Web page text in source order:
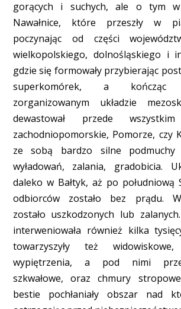
gorących i suchych, ale o tym w
Nawałnice, które przeszły w
poczynając od części
wielkopolskiego, dolnośląskiego i
gdzie się formowały przybierając
superkomórek, a
zorganizowanym układzie
dewastował przede wszystkim
zachodniopomorskie, Pomorze, czy
ze sobą bardzo silne podmuchy
wyładowań, zalania, gradobicia.
daleko w Bałtyk, aż po południową
odbiorców zostało bez prądu.
zostało uszkodzonych lub
interweniowała również kilka
towarzyszyły też widowiskowe,
wypiętrzenia, a pod nimi
szkwałowe, oraz chmury
bestie pochłaniały obszar nad